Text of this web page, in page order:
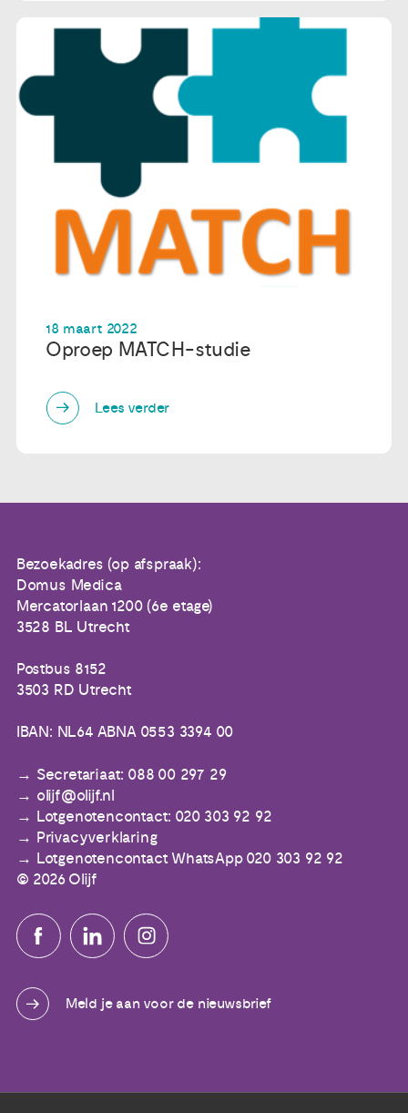
18 maart 2022
Oproep MATCH-studie
Lees verder
Bezoekadres (op afspraak):
Domus Medica
Mercatorlaan 1200 (6e etage)
3528 BL Utrecht
Postbus 8152
3503 RD Utrecht
IBAN: NL64 ABNA 0553 3394 00
Secretariaat: 088 00 297 29
olijf@olijf.nl
Lotgenotencontact: 020 303 92 92
Privacyverklaring
Lotgenotencontact WhatsApp 020 303 92 92
© 2026 Olijf
Meld je aan voor de nieuwsbrief